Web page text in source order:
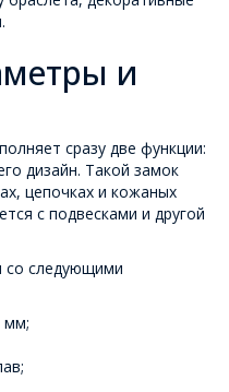
и
сразу две функции:
дизайн. Такой замок
цепочках и кожаных
с подвесками и другой
со следующими
мм;